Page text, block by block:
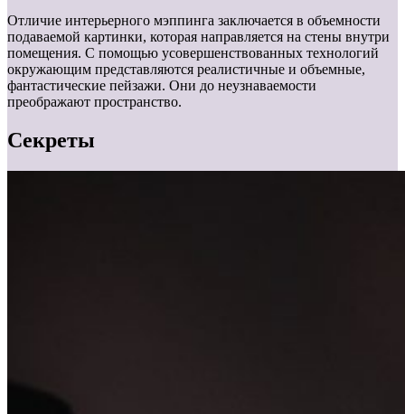
Отличие интерьерного мэппинга заключается в объемности
подаваемой картинки, которая направляется на стены внутри
помещения. С помощью усовершенствованных технологий
окружающим представляются реалистичные и объемные,
фантастические пейзажи. Они до неузнаваемости
преображают пространство.
Секреты